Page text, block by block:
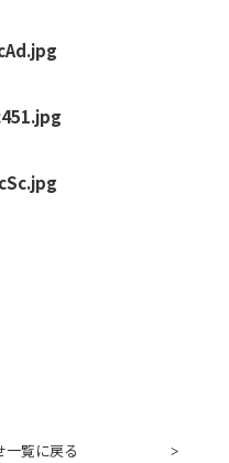
一覧に戻る >